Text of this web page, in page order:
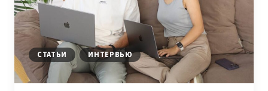
СТАТЬИ ИНТЕРВЬЮ